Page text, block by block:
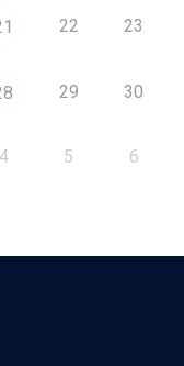
22 23
29 30
4 5 6